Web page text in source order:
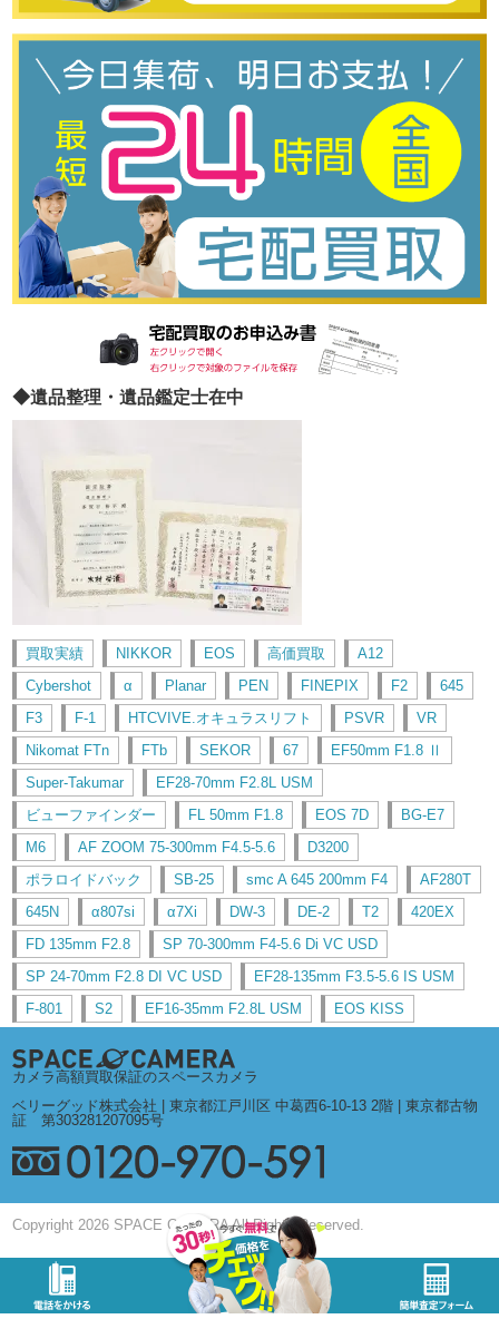
◆遺品整理・遺品鑑定士在中
買取実績 NIKKOR EOS 高価買取
A12
Cybershot
α Planar PEN FINEPIX F2
645
F3
F-1 HTCVIVE.オキュラスリフト PSVR
VR
Nikomat FTn
FTb SEKOR 67
EF50mm F1.8 Ⅱ
Super-Takumar
EF28-70mm F2.8L USM
ビューファインダー
FL 50mm F1.8 EOS 7D
BG-E7
M6
AF ZOOM 75-300mm F4.5-5.6
D3200
ポラロイドバック
SB-25 smc A 645 200mm F4
AF280T
645N
α807si α7Xi DW-3 DE-2 T2
420EX
FD 135mm F2.8
SP 70-300mm F4-5.6 Di VC USD
SP 24-70mm F2.8 DI VC USD
EF28-135mm F3.5-5.6 IS USM
F-801
S2 EF16-35mm F2.8L USM EOS KISS
カメラ高額買取保証のスペースカメラ
ベリーグッド株式会社 | 東京都江戸川区 中葛西6-10-13 2階 | 東京都古物
証 第303281207095号
Copyright 2026 SPACE CAMERA All Rights Reserved.